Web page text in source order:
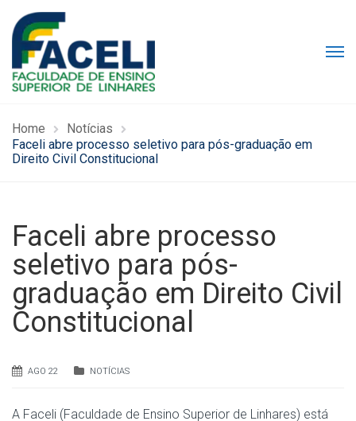
Home
Notícias
Faceli abre processo seletivo para pós-graduação em
Direito Civil Constitucional
Faceli abre processo
seletivo para pós-
graduação em Direito Civil
Constitucional
AGO 22 NOTÍCIAS
A Faceli (Faculdade de Ensino Superior de Linhares) está